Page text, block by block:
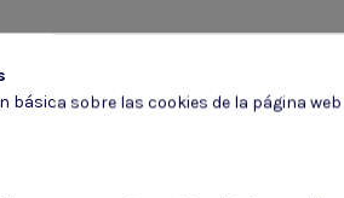
básica sobre las cookies de la página